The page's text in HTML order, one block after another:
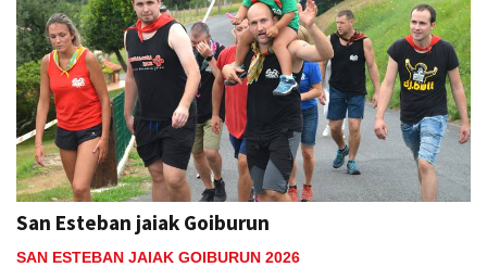
San Esteban jaiak Goiburun
SAN ESTEBAN JAIAK GOIBURUN 2026